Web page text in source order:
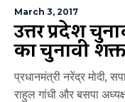
March 3, 2017
उत्तर प्रदेश
का चुनावी
प्रधानमंत्री नरेंद्र मोदी,
राहुल गांधी और बसपा